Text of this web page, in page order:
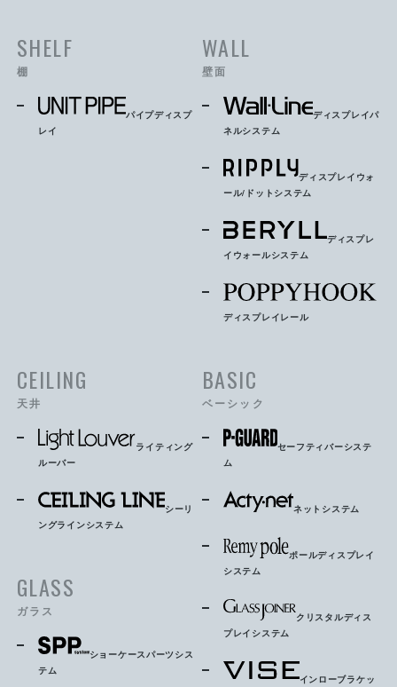
SHELF
棚
パイプディスプ
レイ
WALL
壁面
ディスプレイパ
ネルシステム
ディスプレイウォ
ール/ドットシステム
ディスプレ
イウォールシステム
ディスプレイレール
CEILING
天井
ライティング
ルーバー
シーリ
ングラインシステム
GLASS
ガラス
ショーケースパーツシス
テム
BASIC
ベーシック
セーフティバーシステ
ム
ネットシステム
ポールディスプレイ
システム
クリスタルディス
プレイシステム
インローブラケッ